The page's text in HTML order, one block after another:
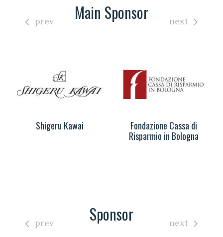
Main Sponsor
Shigeru Kawai
Fondazione Cassa di
Risparmio in Bologna
prev next
Sponsor
prev next